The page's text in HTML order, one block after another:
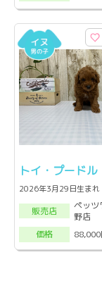
トイ・プードル
2026年3月29日生まれ
販売店
ペッツ
野店
価格
88,000